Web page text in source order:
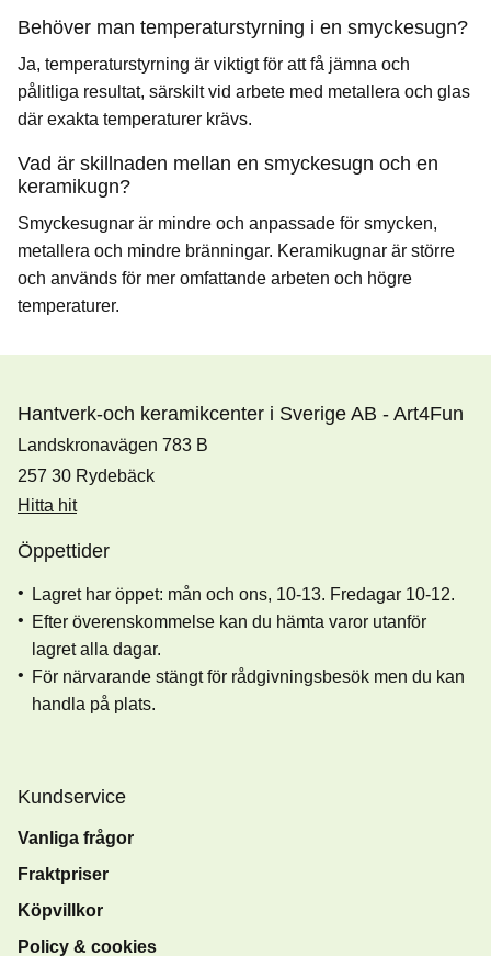
Behöver man temperaturstyrning i en smyckesugn?
Ja, temperaturstyrning är viktigt för att få jämna och
pålitliga resultat, särskilt vid arbete med metallera och glas
där exakta temperaturer krävs.
Vad är skillnaden mellan en smyckesugn och en
keramikugn?
Smyckesugnar är mindre och anpassade för smycken,
metallera och mindre bränningar. Keramikugnar är större
och används för mer omfattande arbeten och högre
temperaturer.
Hantverk-och keramikcenter i Sverige AB - Art4Fun
Landskronavägen 783 B
257 30 Rydebäck
Hitta hit
Öppettider
Lagret har öppet: mån och ons, 10-13. Fredagar 10-12.
Efter överenskommelse kan du hämta varor utanför
lagret alla dagar.
För närvarande stängt för rådgivningsbesök men du kan
handla på plats.
Kundservice
Vanliga frågor
Fraktpriser
Köpvillkor
Policy & cookies